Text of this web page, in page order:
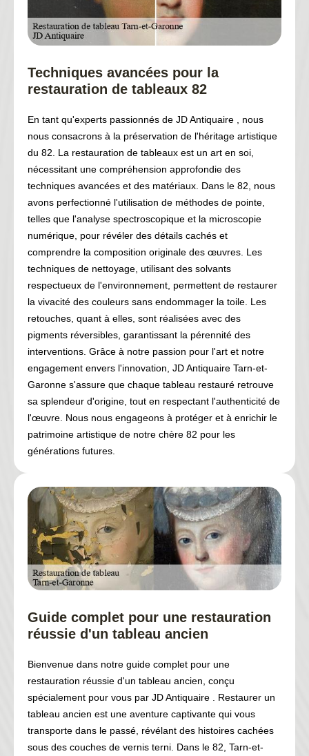
Techniques avancées pour la
restauration de tableaux 82
En tant qu'experts passionnés de JD Antiquaire , nous
nous consacrons à la préservation de l'héritage artistique
du 82. La restauration de tableaux est un art en soi,
nécessitant une compréhension approfondie des
techniques avancées et des matériaux. Dans le 82, nous
avons perfectionné l'utilisation de méthodes de pointe,
telles que l'analyse spectroscopique et la microscopie
numérique, pour révéler des détails cachés et
comprendre la composition originale des œuvres. Les
techniques de nettoyage, utilisant des solvants
respectueux de l'environnement, permettent de restaurer
la vivacité des couleurs sans endommager la toile. Les
retouches, quant à elles, sont réalisées avec des
pigments réversibles, garantissant la pérennité des
interventions. Grâce à notre passion pour l'art et notre
engagement envers l'innovation, JD Antiquaire Tarn-et-
Garonne s'assure que chaque tableau restauré retrouve
sa splendeur d'origine, tout en respectant l'authenticité de
l'œuvre. Nous nous engageons à protéger et à enrichir le
patrimoine artistique de notre chère 82 pour les
générations futures.
Guide complet pour une restauration
réussie d'un tableau ancien
Bienvenue dans notre guide complet pour une
restauration réussie d'un tableau ancien, conçu
spécialement pour vous par JD Antiquaire . Restaurer un
tableau ancien est une aventure captivante qui vous
transporte dans le passé, révélant des histoires cachées
sous des couches de vernis terni. Dans le 82, Tarn-et-